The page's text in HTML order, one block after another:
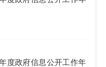
度政府信息公开工作年